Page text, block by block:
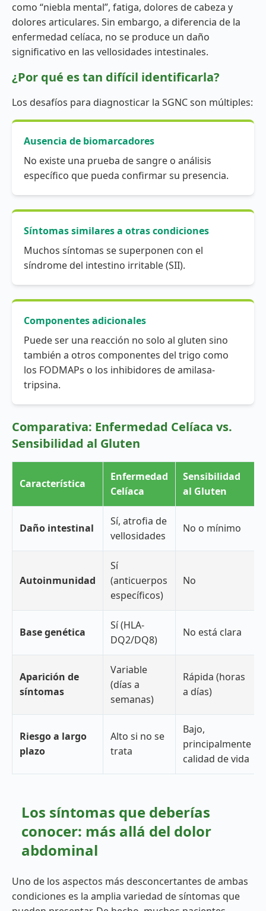
como “niebla mental”, fatiga, dolores de cabeza y
dolores articulares. Sin embargo, a diferencia de la
enfermedad celíaca, no se produce un daño
significativo en las vellosidades intestinales.
¿Por qué es tan difícil identificarla?
Los desafíos para diagnosticar la SGNC son múltiples:
Ausencia de biomarcadores
No existe una prueba de sangre o análisis
específico que pueda confirmar su presencia.
Síntomas similares a otras condiciones
Muchos síntomas se superponen con el
síndrome del intestino irritable (SII).
Componentes adicionales
Puede ser una reacción no solo al gluten sino
también a otros componentes del trigo como
los FODMAPs o los inhibidores de amilasa-
tripsina.
Comparativa: Enfermedad Celíaca vs.
Sensibilidad al Gluten
Característica
Enfermedad
Celíaca
Sensibilidad
al Gluten
Daño intestinal
Sí, atrofia de
vellosidades
No o mínimo
Autoinmunidad
Sí
(anticuerpos
específicos)
No
Base genética
Sí (HLA-
DQ2/DQ8)
No está clara
Aparición de
síntomas
Variable
(días a
semanas)
Rápida (horas
a días)
Riesgo a largo
plazo
Alto si no se
trata
Bajo,
principalmente
calidad de vida
Los síntomas que deberías
conocer: más allá del dolor
abdominal
Uno de los aspectos más desconcertantes de ambas
condiciones es la amplia variedad de síntomas que